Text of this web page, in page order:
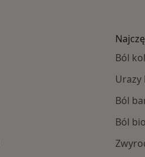
Ból
Urazy
Ból
Ból